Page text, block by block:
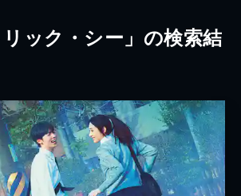
リック・シー」の検索結